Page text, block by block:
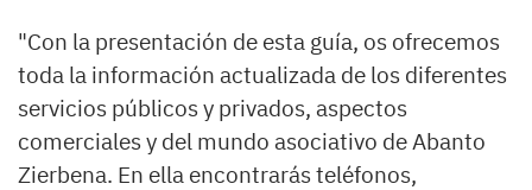
"Con la presentación de esta guía, os ofrecemos
toda la información actualizada de los diferentes
servicios públicos y privados, aspectos
comerciales y del mundo asociativo de Abanto
Zierbena. En ella encontrarás teléfonos,